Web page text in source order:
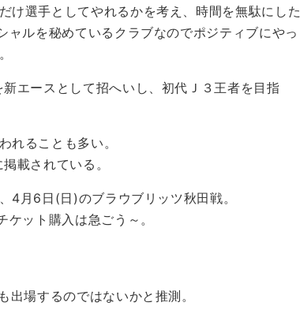
け選手としてやれるかを考え、時間を無駄にした
ルを秘めているクラブなのでポジティブにやっ
エースとして招へいし、初代Ｊ３王者を目指
ることも多い。
載されている。
月6日(日)のブラウブリッツ秋田戦。
ット購入は急ごう～。
場するのではないかと推測。